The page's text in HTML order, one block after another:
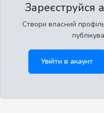
Зареєструйся
Створи власний
Увійти в акаунт